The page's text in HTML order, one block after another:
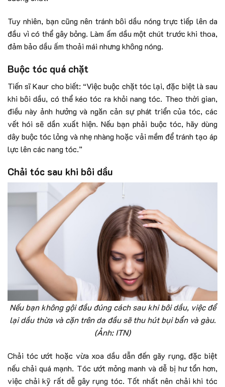
Tuy nhiên, bạn cũng nên tránh bôi dầu nóng trực tiếp lên da
đầu vì có thể gây bỏng. Làm ấm dầu một chút trước khi thoa,
đảm bảo dầu ấm thoải mái nhưng không nóng.
Buộc tóc quá chặt
Tiến sĩ Kaur cho biết: “Việc buộc chặt tóc lại, đặc biệt là sau
khi bôi dầu, có thể kéo tóc ra khỏi nang tóc. Theo thời gian,
điều này ảnh hưởng và ngăn cản sự phát triển của tóc, các
vết hói sẽ dần xuất hiện. Nếu bạn phải buộc tóc, hãy dùng
dây buộc tóc lỏng và nhẹ nhàng hoặc vải mềm để tránh tạo áp
lực lên các nang tóc.”
Chải tóc sau khi bôi dầu
Nếu bạn không gội đầu đúng cách sau khi bôi dầu, việc để
lại dầu thừa và cặn trên da đầu sẽ thu hút bụi bẩn và gàu.
(Ảnh: ITN)
Chải tóc ướt hoặc vừa xoa dầu dẫn đến gãy rụng, đặc biệt
nếu chải quá mạnh. Tóc ướt mỏng manh và dễ bị hư tổn hơn,
việc chải kỹ rất dễ gây rụng tóc. Tốt nhất nên chải khi tóc